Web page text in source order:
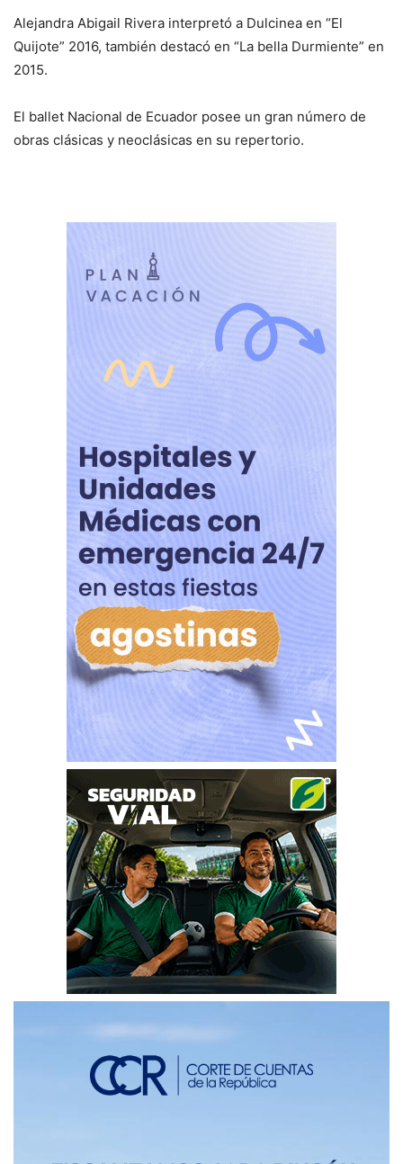
Alejandra Abigail Rivera interpretó a Dulcinea en “El
Quijote” 2016, también destacó en “La bella Durmiente” en
2015.
El ballet Nacional de Ecuador posee un gran número de
obras clásicas y neoclásicas en su repertorio.